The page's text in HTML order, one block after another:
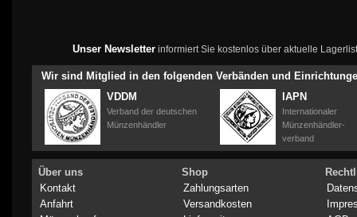
Unser Newsletterinformiert Sie kostenlos über aktuelle
Wir sind Mitglied in den folgenden Verbänden und
VDDM
Verband der deutschen
Münzenhändler
IAPN
Internationaler
Münzenhändler-
verband
Über uns
Kontakt
Anfahrt
Shop
Zahlungsarten
Versandkosten